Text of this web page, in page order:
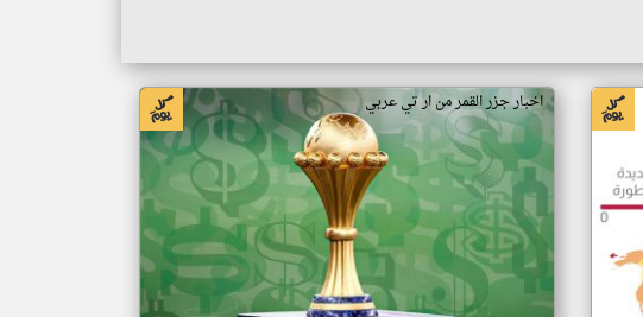
اخبار جزر القمر من ار تي عربي